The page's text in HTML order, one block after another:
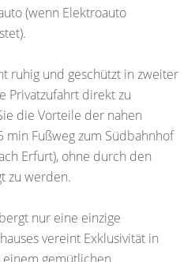
(wenn Elektroauto
ruhig und geschützt in zweiter
Privatzufahrt direkt zu
die Vorteile der nahen
min Fußweg zum Südbahnhof
Erfurt), ohne durch den
zu werden.
nur eine einzige
vereint Exklusivität in